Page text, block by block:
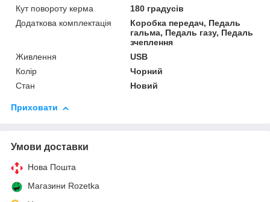
Кут повороту керма
180 градусів
Додаткова комплектація
Коробка передач, Педаль
гальма, Педаль газу, Педаль
зчеплення
Живлення
USB
Колір
Чорний
Стан
Новий
Приховати
Умови доставки
Нова Пошта
Магазини Rozetka